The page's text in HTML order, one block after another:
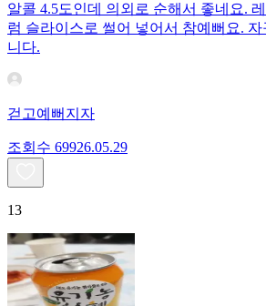
알콜 4.5도인데 의외로 순해서 좋네요.
럼 슬라이스로 썰어 넣어서 참예뻐요.
니다.
걷고예뻐지자
조회수 69926.05.29
13